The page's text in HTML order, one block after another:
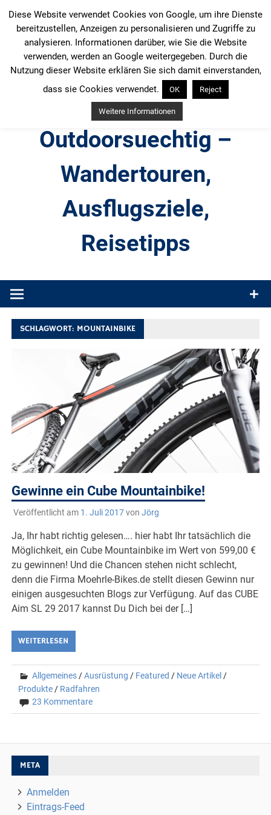
Inhalt
springen
Outdoorsuechtig –
Wandertouren,
Ausflugsziele,
Reisetipps
Produkttests und Buchrezensionen. Ein Blog für alle, die gern
SCHLAGWORT: MOUNTAINBIKE
Gewinne ein Cube Mountainbike!
Veröffentlicht am 1. Juli 2017von Jörg
Ja, Ihr habt richtig gelesen…. hier habt Ihr tatsächlich die
Möglichkeit, ein Cube Mountainbike im Wert von 599,00 €
zu gewinnen! Und die Chancen stehen nicht schlecht,
denn die Firma Moehrle-Bikes.de stellt diesen Gewinn nur
einigen ausgesuchten Blogs zur Verfügung. Auf das CUBE
Aim SL 29 2017 kannst Du Dich bei der […]
WEITERLESEN
Allgemeines /Ausrüstung / Featured / Neue Artikel /
Produkte / Radfahren
23 Kommentare
META
Anmelden
Eintrags-Feed
Diese Website verwendet Cookies von Google, um ihre Dienste
bereitzustellen, Anzeigen zu personalisieren und Zugriffe zu
analysieren. Informationen darüber, wie Sie die Website
verwenden, werden an Google weitergegeben. Durch die
Nutzung dieser Website erklären Sie sich damit einverstanden,
dass sie Cookies verwendet.
OK Reject
Weitere Informationen